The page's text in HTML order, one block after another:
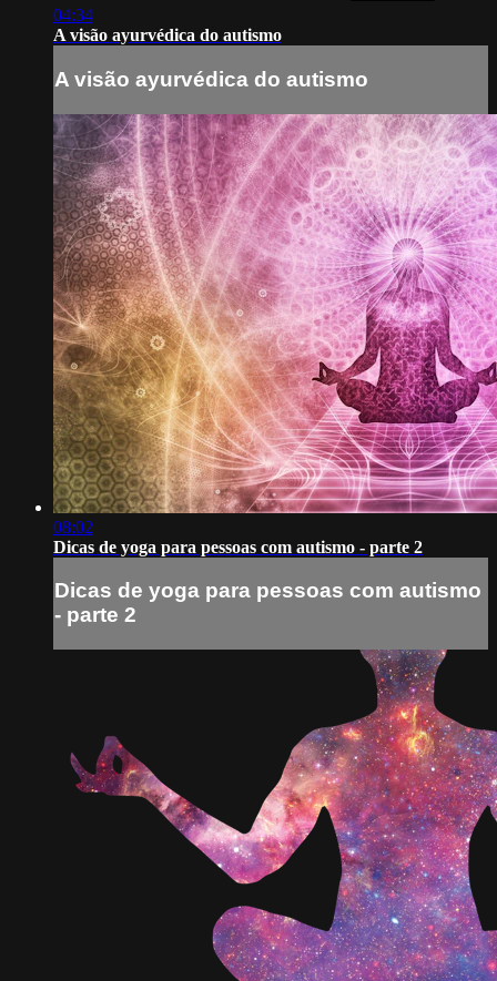
04:34
A visão ayurvédica do autismo
A visão ayurvédica do autismo
08:02
Dicas de yoga para pessoas com autismo - parte 2
Dicas de yoga para pessoas com autismo
- parte 2